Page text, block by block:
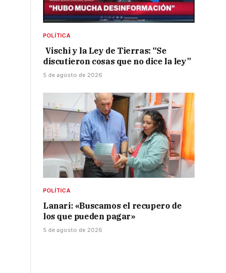
POLÍTICA
Vischi y la Ley de Tierras: “Se
discutieron cosas que no dice la ley”
5 de agosto de 2026
POLÍTICA
Lanari: «Buscamos el recupero de
los que pueden pagar»
5 de agosto de 2026